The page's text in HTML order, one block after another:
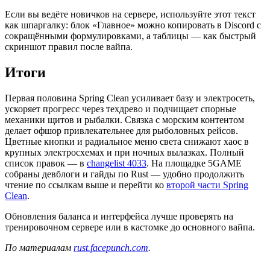
Если вы ведёте новичков на сервере, используйте этот текст
как шпаргалку: блок «Главное» можно копировать в Discord с
сокращёнными формулировками, а таблицы — как быстрый
скриншот правил после вайпа.
Итоги
Первая половина Spring Clean усиливает базу и электросеть,
ускоряет прогресс через техдрево и подчищает спорные
механики щитов и рыбалки. Связка с морским контентом
делает офшор привлекательнее для рыболовных рейсов.
Цветные кнопки и радиальное меню света снижают хаос в
крупных электросхемах и при ночных вылазках. Полный
список правок — в changelist 4033. На площадке 5GAME
собраны девблоги и гайды по Rust — удобно продолжить
чтение по ссылкам выше и перейти ко второй части Spring
Clean.
Обновления баланса и интерфейса лучше проверять на
тренировочном сервере или в кастомке до основного вайпа.
По материалам rust.facepunch.com.